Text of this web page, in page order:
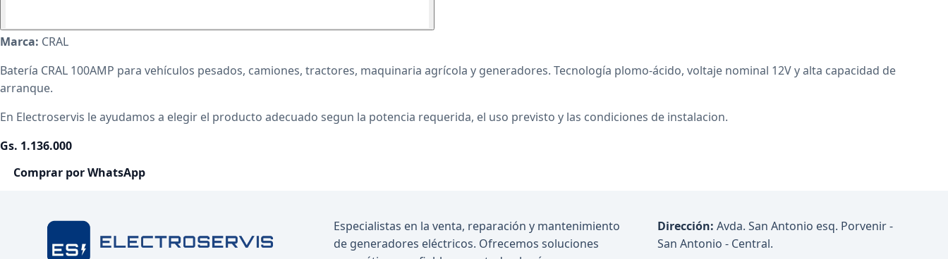
Marca: CRAL
Batería CRAL 100AMP para vehículos pesados, camiones, tractores, maquinaria agrícola y generadores. Tecnología plomo-ácido, voltaje nominal 12V y alta capacidad de
arranque.
En Electroservis le ayudamos a elegir el producto adecuado segun la potencia requerida, el uso previsto y las condiciones de instalacion.
Gs. 1.136.000
Comprar por WhatsApp
Especialistas en la venta, reparación y mantenimiento
de generadores eléctricos. Ofrecemos soluciones
Dirección: Avda. San Antonio esq. Porvenir -
San Antonio - Central.